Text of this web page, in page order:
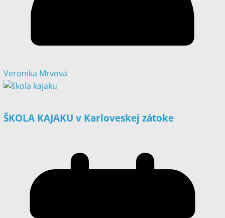
Veronika Mrvová
ŠKOLA KAJAKU v Karloveskej zátoke